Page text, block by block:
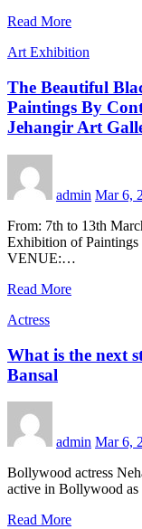
Read More
Art Exhibition
The Beautiful
Paintings By
Jehangir Art
admin Mar 6,
From: 7th to 13th
Exhibition of
VENUE:…
Read More
Actress
What is the next
Bansal
admin Mar 6,
Bollywood actress
active in Bollywood
Read More